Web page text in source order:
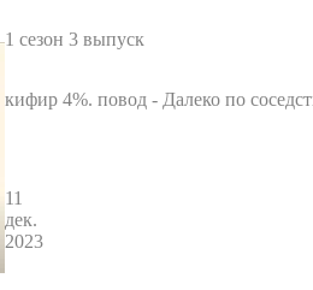
1 сезон 3 выпуск
кифир 4%. повод - Далеко по
11
дек.
2023